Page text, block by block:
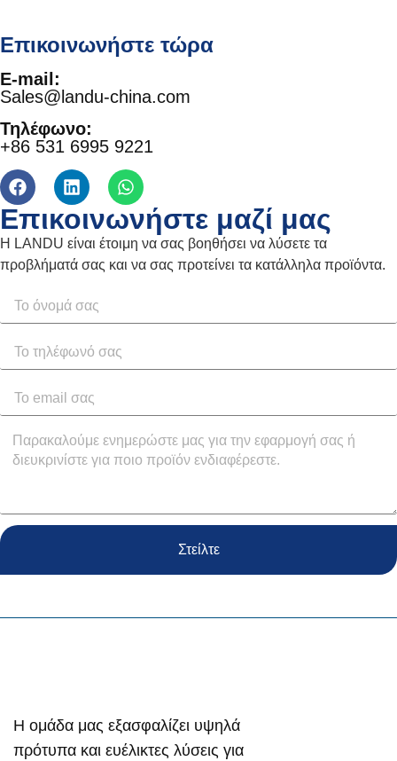
Επικοινωνήστε τώρα
E-mail:
Sales@landu-china.com
Τηλέφωνο:
+86 531 6995 9221
Επικοινωνήστε μαζί μας
Η LANDU είναι έτοιμη να σας βοηθήσει να λύσετε τα
προβλήματά σας και να σας προτείνει τα κατάλληλα προϊόντα.
Στείλτε
Η ομάδα μας εξασφαλίζει υψηλά
πρότυπα και ευέλικτες λύσεις για